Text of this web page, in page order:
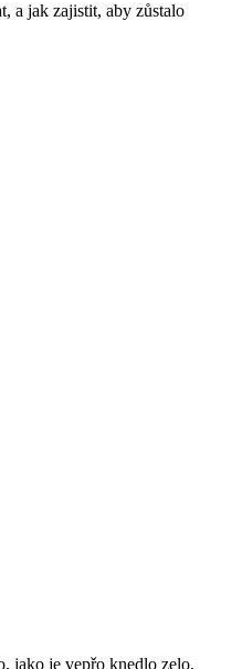
a jak zajistit, aby zůstalo
jako je vepřo knedlo zelo,